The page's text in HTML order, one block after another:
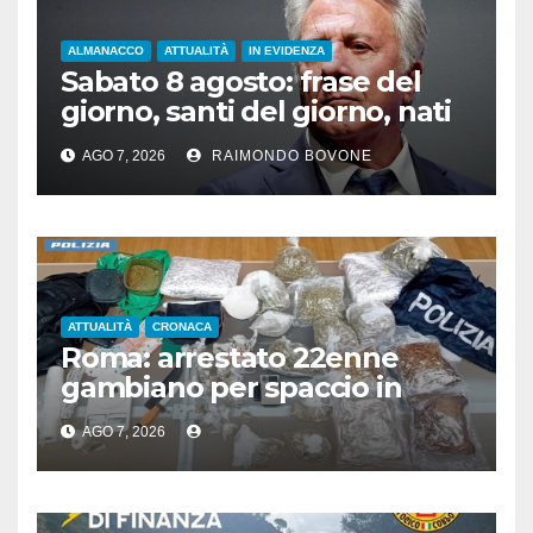
ALMANACCO ATTUALITÀ IN EVIDENZA
Sabato 8 agosto: frase del
giorno, santi del giorno, nati
famosi, accadde oggi
AGO 7, 2026 RAIMONDO BOVONE
ATTUALITÀ CRONACA
Roma: arrestato 22enne
gambiano per spaccio in
stazione, aveva 7 Kg di droga
AGO 7, 2026